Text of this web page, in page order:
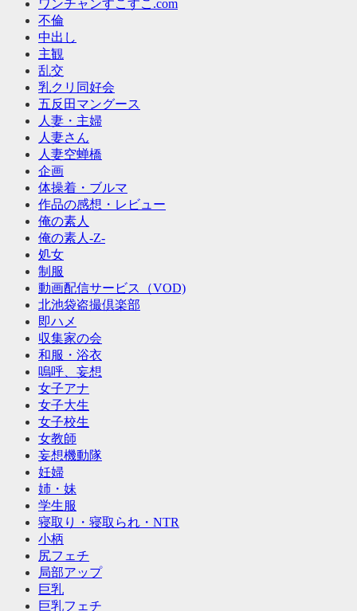
ワンチャンすこすこ.com
不倫
中出し
主観
乱交
乳クリ同好会
五反田マングース
人妻・主婦
人妻さん
人妻空蝉橋
企画
体操着・ブルマ
作品の感想・レビュー
俺の素人
俺の素人-Z-
処女
制服
動画配信サービス（VOD)
北池袋盗撮倶楽部
即ハメ
収集家の会
和服・浴衣
嗚呼、妄想
女子アナ
女子大生
女子校生
女教師
妄想機動隊
妊婦
姉・妹
学生服
寝取り・寝取られ・NTR
小柄
尻フェチ
局部アップ
巨乳
巨乳フェチ